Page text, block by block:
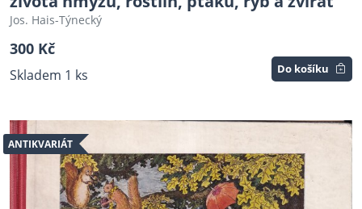
Jos. Hais-Týnecký
300 Kč
Skladem 1 ks Do košíku
ANTIKVARIÁT